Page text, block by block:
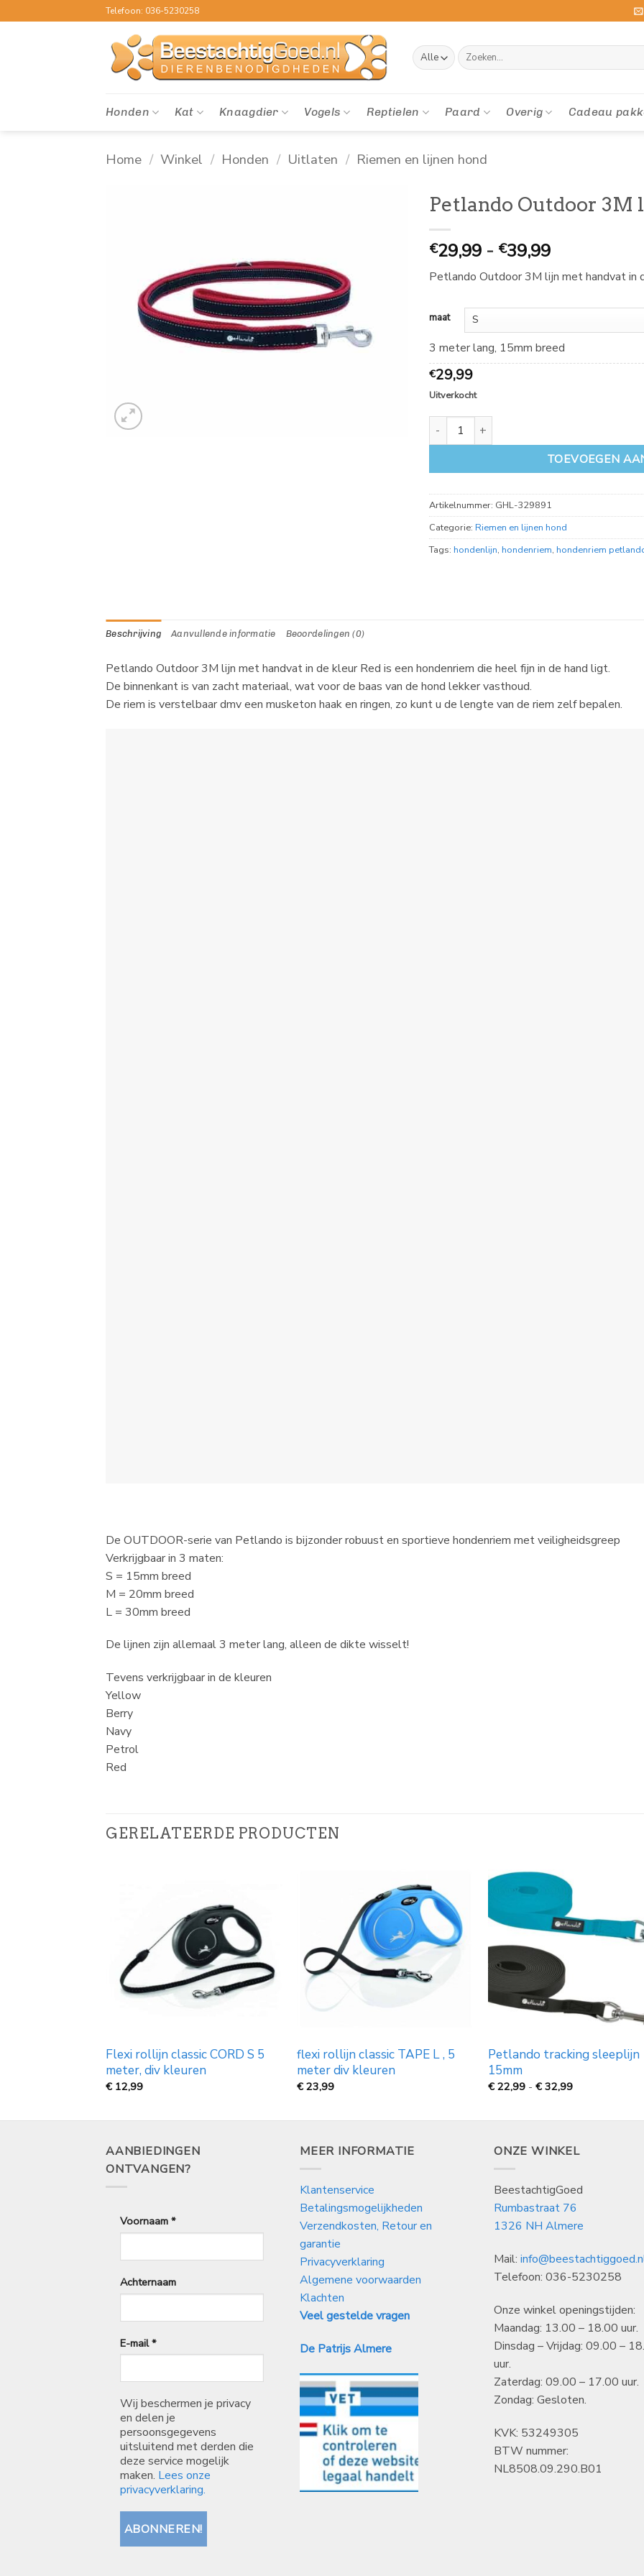
naar
Telefoon: 036-5230258
Zoeken
naar:
Honden Kat Knaagdier Vogels Reptielen Paard Overig Cadeau
Home / Winkel / Honden / Uitlaten / Riemen en lijnen hond
Petlando Outdoor 3M
€29,99 - €39,99Prijsklasse:
€
29,99
tot
39,99
Petlando Outdoor 3M lijn met handvat in
maat
3 meter lang, 15mm breed
€29,99
Uitverkocht
Petlando Outdoor 3M lijn met handvat Red
TOEVOEGEN
Artikelnummer: GHL-329891
Categorie: Riemen en lijnen hond
Tags: hondenlijn, hondenriem, hondenriem
Beschrijving Aanvullende informatie Beoordelingen (0)
Petlando Outdoor 3M lijn met handvat in de kleur Red is een hondenriem die heel fijn in de hand ligt.
De binnenkant is van zacht materiaal, wat voor de baas van de hond lekker vasthoud.
De riem is verstelbaar dmv een musketon haak en ringen, zo kunt u de lengte van de riem zelf bepalen.
De OUTDOOR-serie van Petlando is bijzonder robuust en sportieve hondenriem met veiligheidsgreep
Verkrijgbaar in 3 maten:
S = 15mm breed
M = 20mm breed
L = 30mm breed
De lijnen zijn allemaal 3 meter lang, alleen de dikte wisselt!
Tevens verkrijgbaar in de kleuren
Yellow
Berry
Navy
Petrol
Red
GERELATEERDE PRODUCTEN
Flexi rollijn classic CORD S 5
meter, div kleuren
€ 12,99
flexi rollijn classic TAPE L , 5
meter div kleuren
€23,99
Petlando tracking sleeplijn
15mm
€22,99 - €32,99Prijsklasse:
AANBIEDINGEN
ONTVANGEN?
Voornaam *
Achternaam
E-mail*
Wij beschermen je privacy
en delen je
persoonsgegevens
uitsluitend met derden die
deze service mogelijk
maken. Lees onze
privacyverklaring.
MEER INFORMATIE
Klantenservice
Betalingsmogelijkheden
Verzendkosten, Retour en
garantie
Privacyverklaring
Algemene voorwaarden
Klachten
Veel gestelde vragen
De Patrijs Almere
ONZE WINKEL
BeestachtigGoed
Rumbastraat 76
1326 NH Almere
Mail:
Telefoon: 036-5230258
Onze winkel openingstijden:
Maandag: 13.00 – 18.00 uur.
Dinsdag – Vrijdag: 09.00 –
uur.
Zaterdag: 09.00 – 17.00 uur.
Zondag: Gesloten.
KVK: 53249305
BTW nummer:
NL8508.09.290.B01